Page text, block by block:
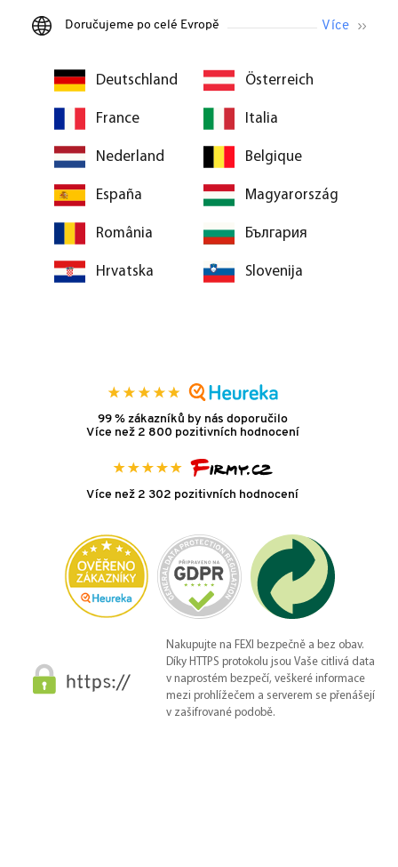
Doručujeme po celé Evropě
Deutschland Österreich
France Italia
Nederland Belgique
España Magyarország
România България
Hrvatska Slovenija
99 % zákazníků by nás doporučilo
Více než 2 800 pozitivních hodnocení
Více než 2 302 pozitivních hodnocení
Nakupujte na FEXI bezpečně a bez obav.
Díky HTTPS protokolu jsou Vaše citlivá data
v naprostém bezpečí, veškeré informace
mezi prohlížečem a serverem se přenášejí
v zašifrované podobě.